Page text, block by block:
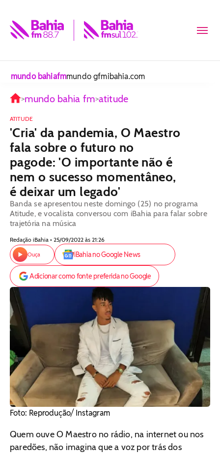
mundo bahiafmmundo gfmibahia.com
>mundo bahia fm>atitude
ATITUDE
'Cria' da pandemia, O Maestro
fala sobre o futuro no
pagode: 'O importante não é
nem o sucesso momentâneo,
é deixar um legado'
Banda se apresentou neste domingo (25) no programa
Atitude, e vocalista conversou com iBahia para falar sobre
trajetória na música
Redação iBahia • 25/09/2022 às 21:26
Ouça iBahia no Google News
Adicionar como fonte preferida no Google
Foto: Reprodução/ Instagram
Quem ouve O Maestro no rádio, na internet ou nos
paredões, não imagina que a voz por trás dos